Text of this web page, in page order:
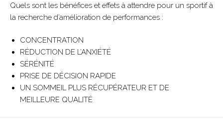
Quels sont les bénéfices et effets à attendre pour un sportif à
la recherche d’amélioration de performances :
CONCENTRATION
RÉDUCTION DE L’ANXIÉTÉ
SÉRÉNITÉ
PRISE DE DÉCISION RAPIDE
UN SOMMEIL PLUS RÉCUPÉRATEUR ET DE
MEILLEURE QUALITÉ